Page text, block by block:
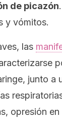
de picazón
y vómitos.
las
junto a
opresión